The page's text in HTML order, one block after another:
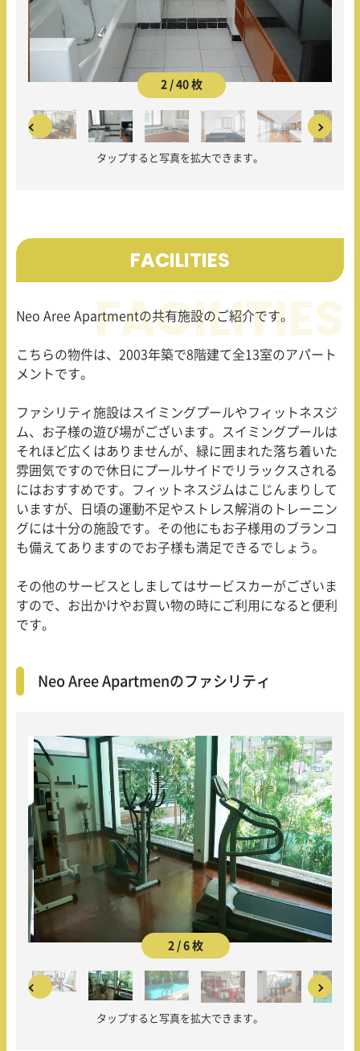
2 / 40 枚
タップすると写真を拡大できます。
FACILITIES
Neo Aree Apartmentの共有施設のご紹介です。
こちらの物件は、 2003年築で8 階建て全13室のアパート
メントです。
ファシリティ施設はスイミングプールやフィットネスジ
ム、お子様の遊び場がございます。スイミングプールは
それほど広くはありませんが、緑に囲まれた落ち着いた
雰囲気ですので休日にプールサイドでリラックスされる
にはおすすめです。フィットネスジムはこじんまりして
いますが、日頃の運動不足やストレス解消のトレーニン
グには十分の施設です。その他にもお子様用のブランコ
も備えてありますのでお子様も満足できるでしょう。
その他のサービスとしましてはサービスカーがございま
すので、お出かけやお買い物の時にご利用になると便利
です。
Neo Aree Apartmenのファシリティ
2 / 6 枚
タップすると写真を拡大できます。